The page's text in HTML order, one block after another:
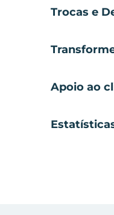
Trocas e
Apoio ao